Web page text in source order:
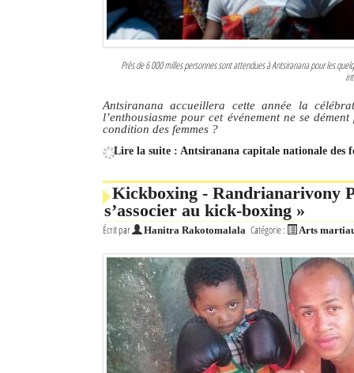
Près de 6 000 milles personnes sont attendues à Antsiranana pour les
Antsiranana accueillera cette année la
l’enthousiasme pour cet événement ne se
condition des femmes ?
Lire la suite : Antsiranana capitale nationale des
Kickboxing - Randrianarivony
s’associer au kick-boxing »
Écrit par Hanitra Rakotomalala Catégorie : Arts